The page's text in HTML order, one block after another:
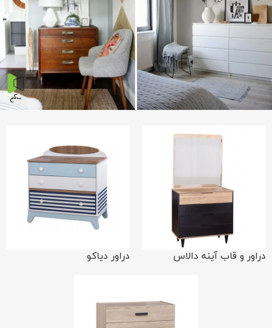
دراور و قاب آینه دالاس دراور دیاکو